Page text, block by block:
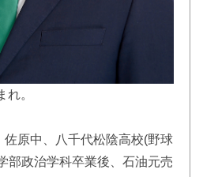
。
佐原中、八千代松陰高校(野球
部政治学科卒業後、石油元売